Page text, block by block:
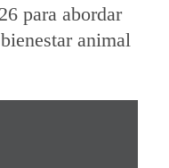
para abordar
animal